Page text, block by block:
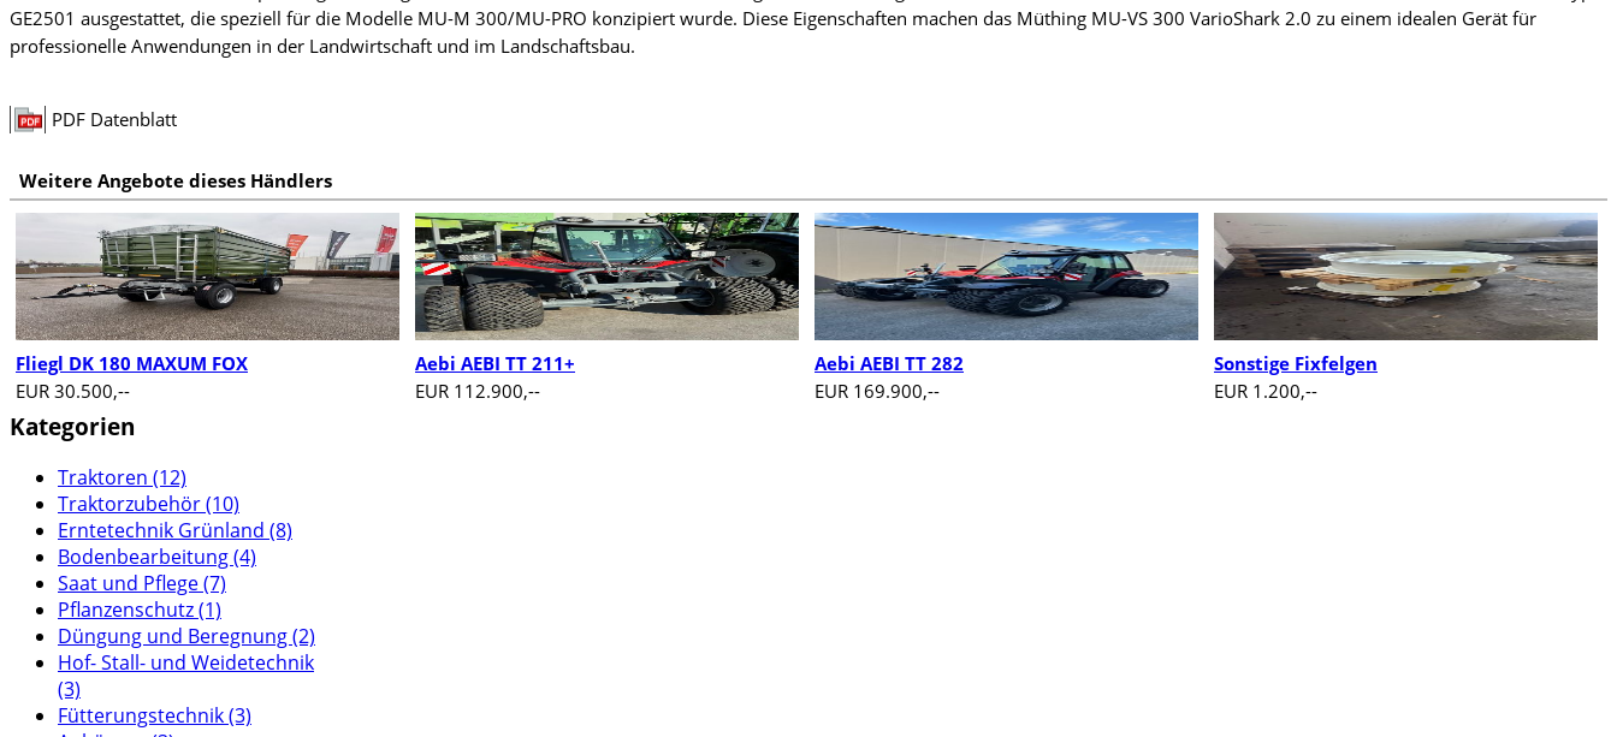
GE2501 ausgestattet, die speziell für die Modelle MU-M 300/MU-PRO konzipiert wurde. Diese Eigenschaften machen das Müthing MU-VS 300 VarioShark 2.0 zu einem idealen Gerät für
professionelle Anwendungen in der Landwirtschaft und im Landschaftsbau.
PDF Datenblatt
Weitere Angebote dieses Händlers
Fliegl DK 180 MAXUM FOX
EUR 30.500,--
Aebi AEBI TT 211+
EUR 112.900,--
Aebi AEBI TT 282
EUR 169.900,--
Sonstige Fixfelgen
EUR 1.200,--
Kategorien
Traktoren (12)
Traktorzubehör (10)
Erntetechnik Grünland (8)
Bodenbearbeitung (4)
Saat und Pflege (7)
Pflanzenschutz (1)
Düngung und Beregnung (2)
Hof- Stall- und Weidetechnik
(3)
Fütterungstechnik (3)